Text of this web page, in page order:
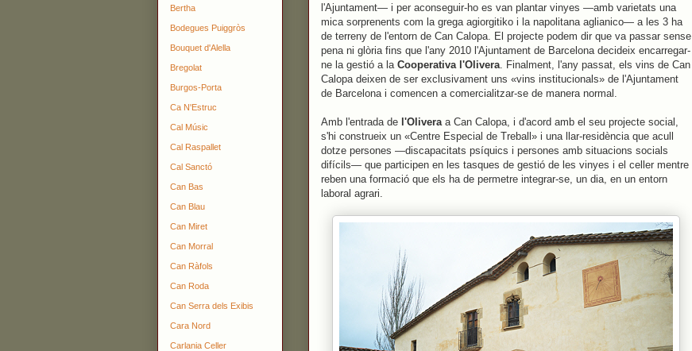
l'Ajuntament— i per aconseguir-ho es van plantar vinyes —amb varietats una
mica sorprenents com la grega agiorgitiko i la napolitana aglianico— a les 3 ha
de terreny de l'entorn de Can Calopa. El projecte podem dir que va passar sense
pena ni glòria fins que l'any 2010 l'Ajuntament de Barcelona decideix encarregar-
ne la gestió a la Cooperativa l'Olivera. Finalment, l'any passat, els vins de Can
Calopa deixen de ser exclusivament uns «vins institucionals» de l'Ajuntament
de Barcelona i comencen a comercialitzar-se de manera normal.
Amb l'entrada de l'Oliveraa Can Calopa, i d'acord amb el seu projecte social,
s'hi construeix un «Centre Especial de Treball» i una llar-residència que acull
dotze persones —discapacitats psíquics i persones amb situacions socials
difícils— que participen en les tasques de gestió de les vinyes i el celler mentre
reben una formació que els ha de permetre integrar-se, un dia, en un entorn
laboral agrari.
Bertha
Bodegues Puiggròs
Bouquet d'Alella
Bregolat
Burgos-Porta
Ca N'Estruc
Cal Músic
Cal Raspallet
Cal Sanctó
Can Bas
Can Blau
Can Miret
Can Morral
Can Ràfols
Can Roda
Can Serra dels Exibis
Cara Nord
Carlania Celler